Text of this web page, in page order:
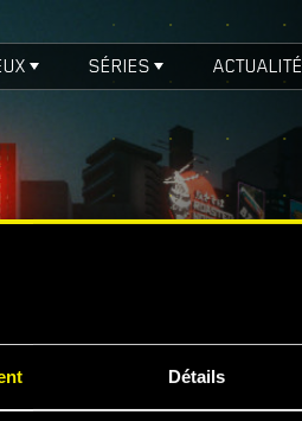
Détails
SÉRIES ACTUALITÉ